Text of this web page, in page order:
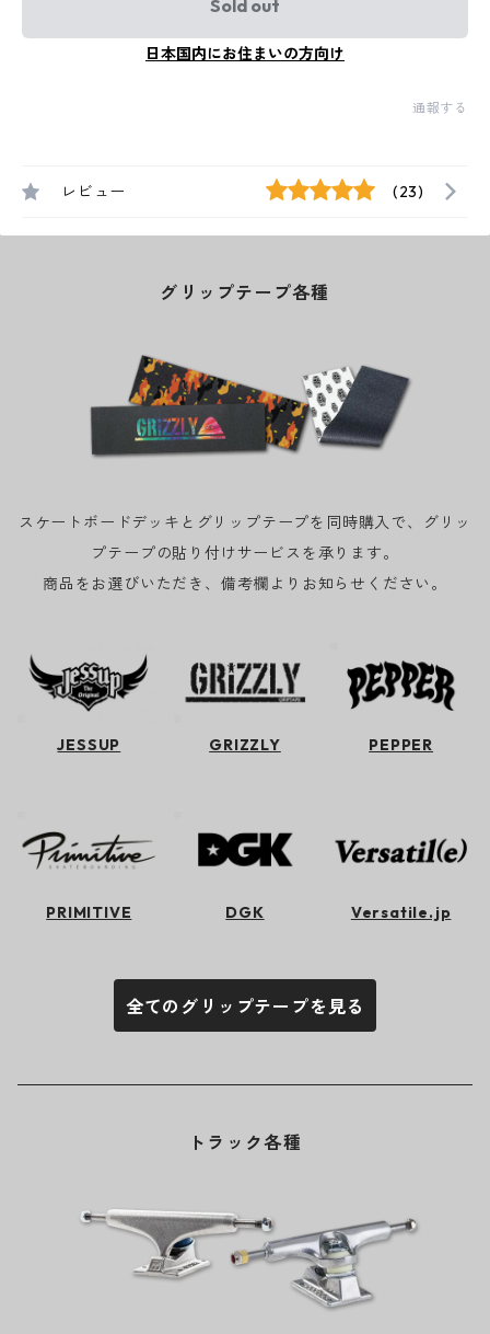
Sold out
日本国内にお住まいの方向け
通報する
レビュー (23)
グリップテープ各種
スケートボードデッキとグリップテープを同時購入で、グリッ
プテープの貼り付けサービスを承ります。
商品をお選びいただき、備考欄よりお知らせください。
JESSUP GRIZZLY PEPPER
PRIMITIVE DGK Versatile.jp
全てのグリップテープを見る
トラック各種